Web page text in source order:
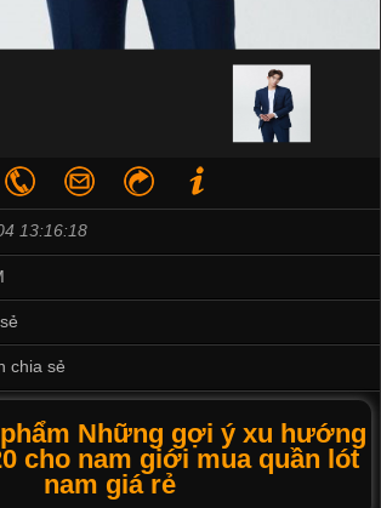
13:16:18
chia sẻ
Những gợi ý xu hướng
cho nam giới mua quần lót
nam giá rẻ